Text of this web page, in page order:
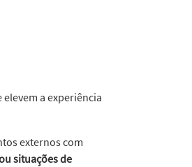
a experiência
externos com
situações de